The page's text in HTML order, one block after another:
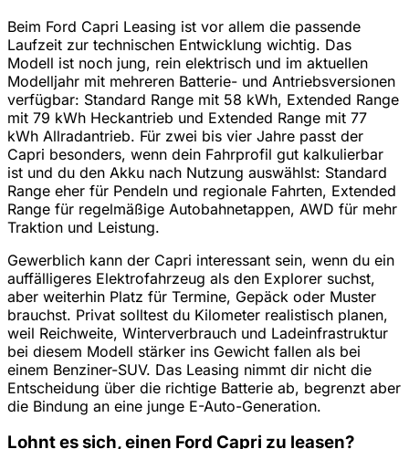
Beim Ford Capri Leasing ist vor allem die passende
Laufzeit zur technischen Entwicklung wichtig. Das
Modell ist noch jung, rein elektrisch und im aktuellen
Modelljahr mit mehreren Batterie- und Antriebsversionen
verfügbar: Standard Range mit 58 kWh, Extended Range
mit 79 kWh Heckantrieb und Extended Range mit 77
kWh Allradantrieb. Für zwei bis vier Jahre passt der
Capri besonders, wenn dein Fahrprofil gut kalkulierbar
ist und du den Akku nach Nutzung auswählst: Standard
Range eher für Pendeln und regionale Fahrten, Extended
Range für regelmäßige Autobahnetappen, AWD für mehr
Traktion und Leistung.
Gewerblich kann der Capri interessant sein, wenn du ein
auffälligeres Elektrofahrzeug als den Explorer suchst,
aber weiterhin Platz für Termine, Gepäck oder Muster
brauchst. Privat solltest du Kilometer realistisch planen,
weil Reichweite, Winterverbrauch und Ladeinfrastruktur
bei diesem Modell stärker ins Gewicht fallen als bei
einem Benziner-SUV. Das Leasing nimmt dir nicht die
Entscheidung über die richtige Batterie ab, begrenzt aber
die Bindung an eine junge E-Auto-Generation.
Lohnt es sich, einen Ford Capri zu leasen?